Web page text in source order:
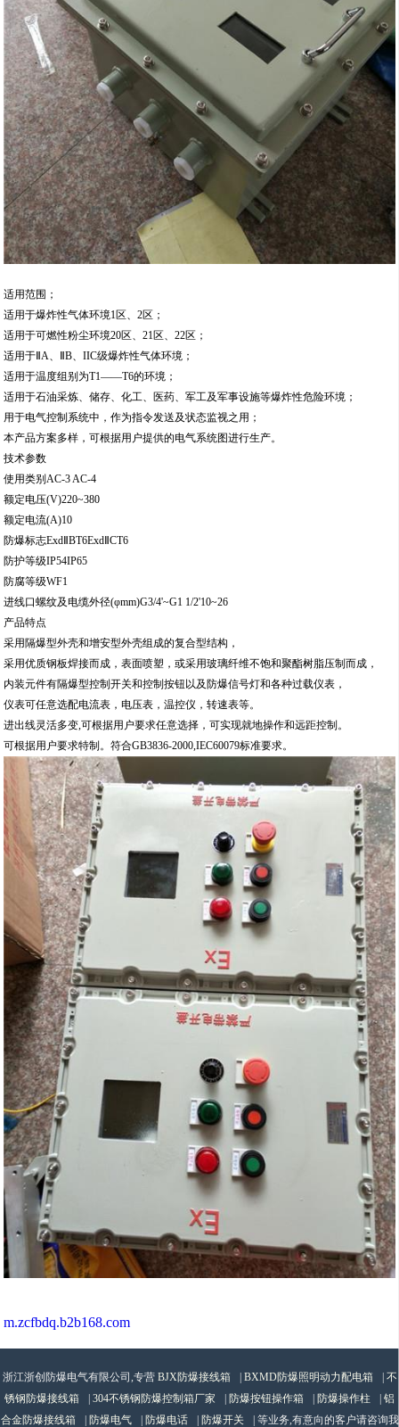
适用范围；
适用于爆炸性气体环境1区、2区；
适用于可燃性粉尘环境20区、21区、22区；
适用于ⅡA、ⅡB、IIC级爆炸性气体环境；
适用于温度组别为T1——T6的环境；
适用于石油采炼、储存、化工、医药、军工及军事设施等爆炸性危险环境；
用于电气控制系统中，作为指令发送及状态监视之用；
本产品方案多样，可根据用户提供的电气系统图进行生产。
技术参数
使用类别AC-3 AC-4
额定电压(V)220~380
额定电流(A)10
防爆标志ExdⅡBT6ExdⅡCT6
防护等级IP54IP65
防腐等级WF1
进线口螺纹及电缆外径(φmm)G3/4'~G1 1/2'10~26
产品特点
采用隔爆型外壳和增安型外壳组成的复合型结构，
采用优质钢板焊接而成，表面喷塑，或采用玻璃纤维不饱和聚酯树脂压制而成，
内装元件有隔爆型控制开关和控制按钮以及防爆信号灯和各种过载仪表，
仪表可任意选配电流表，电压表，温控仪，转速表等。
进出线灵活多变,可根据用户要求任意选择，可实现就地操作和远距控制。
可根据用户要求特制。符合GB3836-2000,IEC60079标准要求。
m.zcfbdq.b2b168.com
浙江浙创防爆电气有限公司,专营 BJX防爆接线箱 BXMD防爆照明动力配电箱
不
锈钢防爆接线箱
304不锈钢防爆控制箱厂家 防爆按钮操作箱 防爆操作柱
铝
合金防爆接线箱
防爆电气 防爆电话 防爆开关 | 等业务,有意向的客户请咨询我